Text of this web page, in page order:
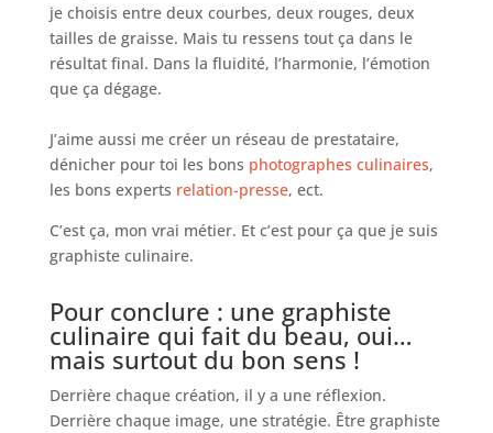
je choisis entre deux courbes, deux rouges, deux
tailles de graisse. Mais tu ressens tout ça dans le
résultat final. Dans la fluidité, l’harmonie, l’émotion
que ça dégage.
J’aime aussi me créer un réseau de prestataire,
dénicher pour toi les bons photographes culinaires,
les bons experts relation-presse, ect.
C’est ça, mon vrai métier. Et c’est pour ça que je suis
graphiste culinaire.
Pour conclure : une graphiste
culinaire qui fait du beau, oui…
mais surtout du bon sens !
Derrière chaque création, il y a une réflexion.
Derrière chaque image, une stratégie. Être graphiste